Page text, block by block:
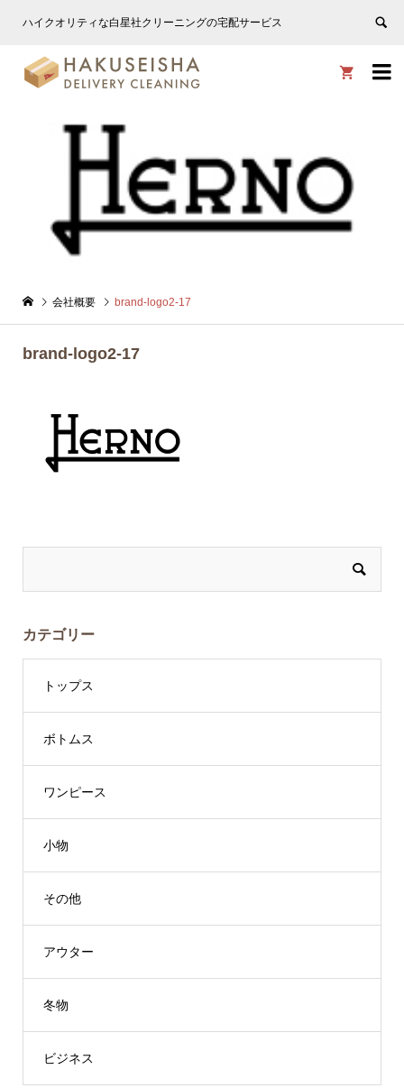
ハイクオリティな白星社クリーニングの宅配サービス


会社概要 brand-logo2-17
brand-logo2-17
カテゴリー
トップス
ボトムス
ワンピース
小物
その他
アウター
冬物
ビジネス